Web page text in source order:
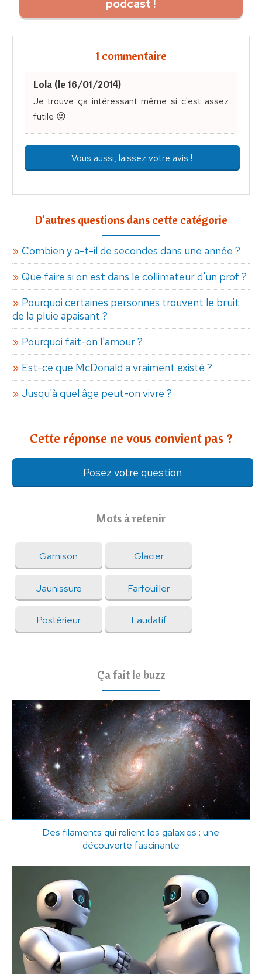
podcast !
1 commentaire
Lola (le 16/01/2014)
Je trouve ça intéressant même si c'est assez
futile 😜
Vous aussi, laissez votre avis !
D'autres questions dans cette catégorie
Combien y a-t-il de secondes dans une année ?
Que faire si on est dans le collimateur d'un prof ?
Pourquoi certaines personnes trouvent le bruit
de la pluie apaisant ?
Pourquoi fait-on l'amour ?
Est-ce que McDonald a vraiment existé ?
Jusqu'à quel âge peut-on vivre ?
Cette réponse ne vous convient pas ?
Posez votre question
Mots à retenir
Garnison Glacier
Jaunissure Farfouiller
Postérieur Laudatif
Ça fait le buzz
Des filaments qui relient les galaxies : une
découverte fascinante